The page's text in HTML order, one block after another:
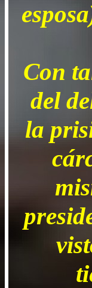
Con
del
la